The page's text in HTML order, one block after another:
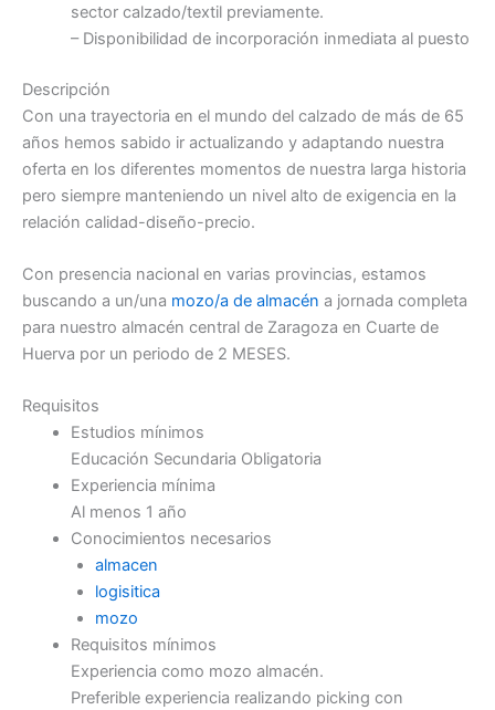
sector calzado/textil previamente.
– Disponibilidad de incorporación inmediata al puesto
Descripción
Con una trayectoria en el mundo del calzado de más de 65
años hemos sabido ir actualizando y adaptando nuestra
oferta en los diferentes momentos de nuestra larga historia
pero siempre manteniendo un nivel alto de exigencia en la
relación calidad-diseño-precio.
Con presencia nacional en varias provincias, estamos
buscando a un/una mozo/a de almacén a jornada completa
para nuestro almacén central de Zaragoza en Cuarte de
Huerva por un periodo de 2 MESES.
Requisitos
Estudios mínimos
Educación Secundaria Obligatoria
Experiencia mínima
Al menos 1 año
Conocimientos necesarios
almacen
logisitica
mozo
Requisitos mínimos
Experiencia como mozo almacén.
Preferible experiencia realizando picking con